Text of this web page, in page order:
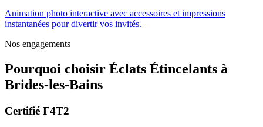
Animation photo interactive avec accessoires et impressions
instantanées pour divertir vos invités.
Nos engagements
Pourquoi choisir Éclats Étincelants à
Brides-les-Bains
Certifié F4T2